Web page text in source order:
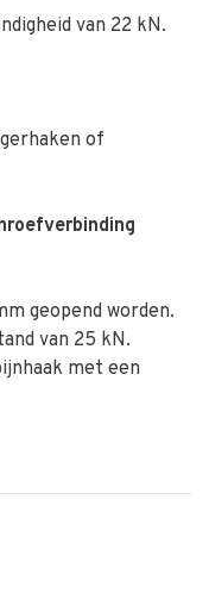
van 22 kN.
of
geopend worden.
van 25 kN.
met een